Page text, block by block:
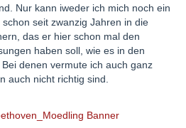
Nur kann iweder ich mich noch ein
seit zwanzig Jahren in die
das er hier schon mal den
haben soll, wie es in den
denen vermute ich auch ganz
auch nicht richtig sind.